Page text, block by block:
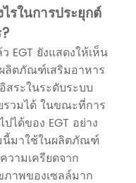
รในการประยุกต์
EGT ยังแสดงให้เห็น
ตภัณฑ์เสริมอาหาร
ระในระดับระบบ
รวมได้ ในขณะที่การ
ได้ของ EGT อย่าง
นี้มาใช้ในผลิตภัณฑ์
วามเครียดจาก
าพของเซลล์มาก